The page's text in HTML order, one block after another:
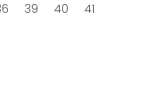
39 40 41